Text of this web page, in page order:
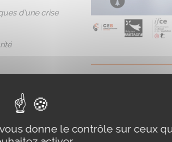
d'une crise
donne le contrôle sur ceux